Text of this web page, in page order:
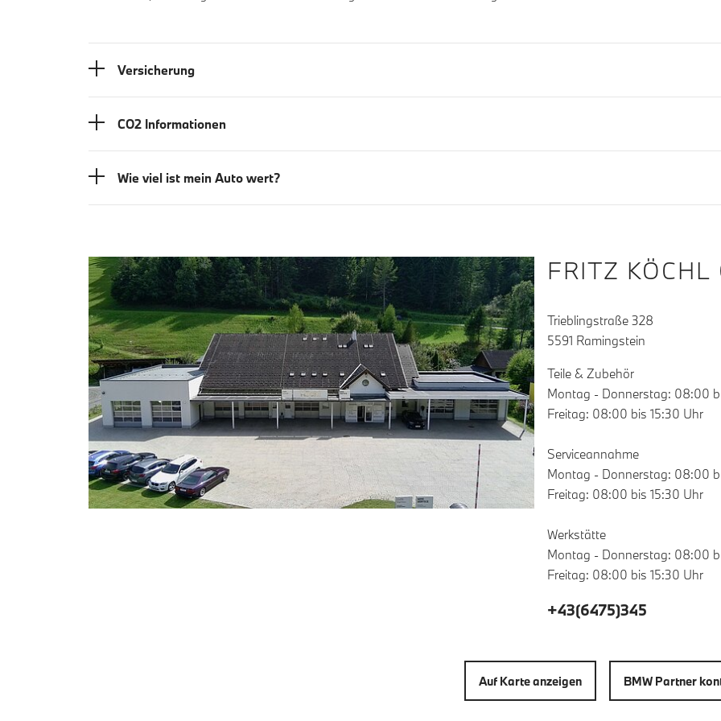
Versicherung
CO2 Informationen
Wie viel ist mein Auto wert?
FRITZ KÖCHL
Trieblingstraße 328
5591 Ramingstein
Teile & Zubehör
Montag - Donnerstag: 08:00
Freitag: 08:00 bis 15:30 Uhr
Serviceannahme
Montag - Donnerstag: 08:00
Freitag: 08:00 bis 15:30 Uhr
Werkstätte
Montag - Donnerstag: 08:00
Freitag: 08:00 bis 15:30 Uhr
+43(6475)345
Auf Karte anzeigen BMW Partner